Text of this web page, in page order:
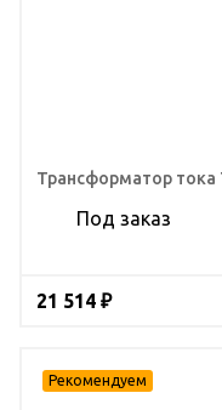
Трансформатор
Под заказ
21 514 ₽